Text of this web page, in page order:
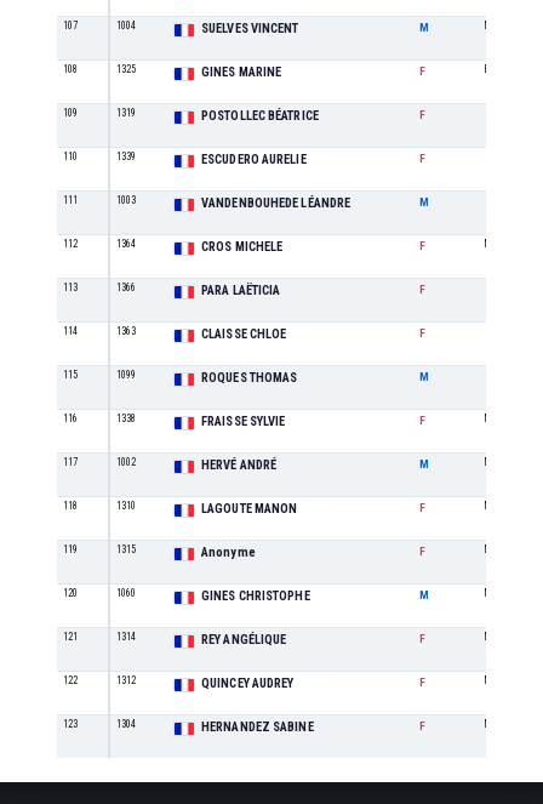
107 1004 SUELVES VINCENT M M8
108 1325 GINES MARINE F ES
109 1319 POSTOLLEC BÉATRICE F
110 1339 ESCUDERO AURELIE F
111 1003 VANDENBOUHEDE LÉANDRE M
112 1364 CROS MICHELE F M5
113 1366 PARA LAËTICIA F
114 1363 CLAISSE CHLOE F
115 1099 ROQUES THOMAS M
116 1338 FRAISSE SYLVIE F M5
117 1002 HERVÉ ANDRÉ M M5
118 1310 LAGOUTE MANON F M0
119 1315 Anonyme F M0
120 1060 GINES CHRISTOPHE M M4
121 1314 REY ANGÉLIQUE F M0
122 1312 QUINCEY AUDREY F M1
123 1304 HERNANDEZ SABINE F M3